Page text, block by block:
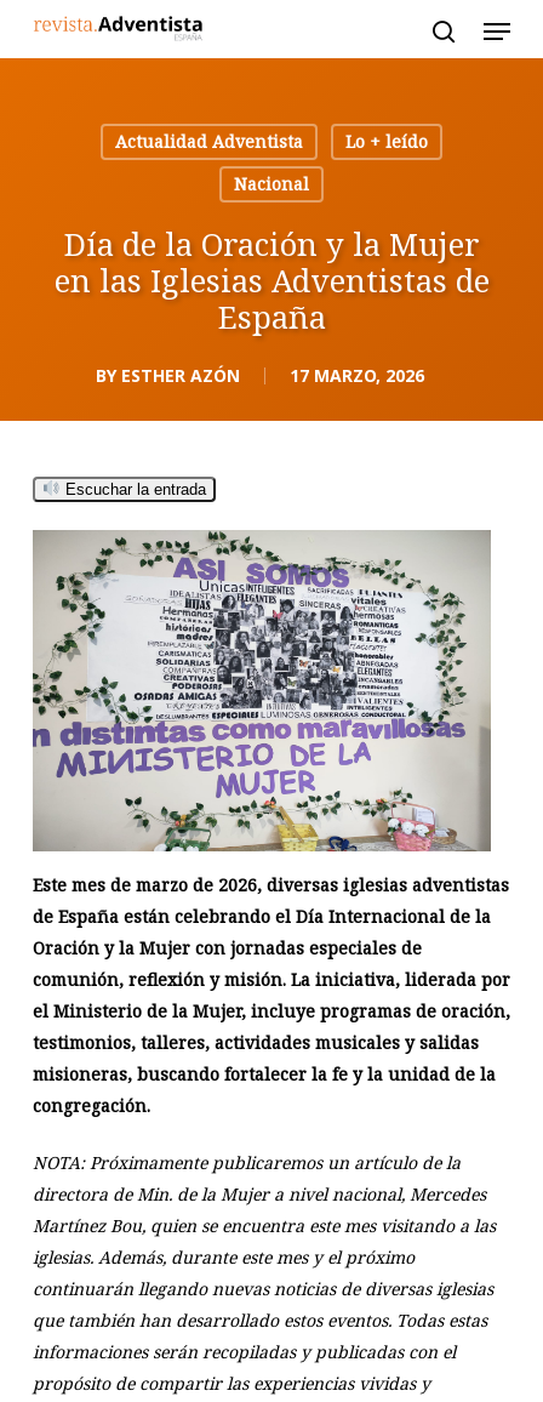
Actualidad Adventista
Lo + leído
Nacional
Día de la Oración y la Mujer
en las Iglesias Adventistas de
España
BY ESTHER AZÓN 17 MARZO, 2026
Escuchar la entrada
Este mes de marzo de 2026, diversas iglesias adventistas
de España están celebrando el Día Internacional de la
Oración y la Mujer con jornadas especiales de
comunión, reflexión y misión. La iniciativa, liderada por
el Ministerio de la Mujer, incluye programas de oración,
testimonios, talleres, actividades musicales y salidas
misioneras, buscando fortalecer la fe y la unidad de la
congregación.
NOTA: Próximamente publicaremos un artículo de la
directora de Min. de la Mujer a nivel nacional, Mercedes
Martínez Bou, quien se encuentra este mes visitando a las
iglesias. Además, durante este mes y el próximo
continuarán llegando nuevas noticias de diversas iglesias
que también han desarrollado estos eventos. Todas estas
informaciones serán recopiladas y publicadas con el
propósito de compartir las experiencias vividas y